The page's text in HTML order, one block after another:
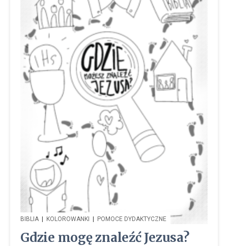
BIBLIA | KOLOROWANKI | POMOCE DYDAKTYCZNE
Gdzie mogę znaleźć Jezusa?